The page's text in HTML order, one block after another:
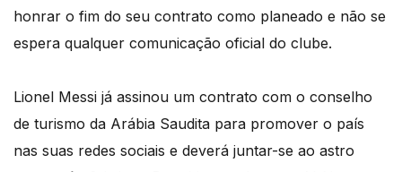
honrar o fim do seu contrato como planeado e não se
espera qualquer comunicação oficial do clube.
Lionel Messi já assinou um contrato com o conselho
de turismo da Arábia Saudita para promover o país
nas suas redes sociais e deverá juntar-se ao astro